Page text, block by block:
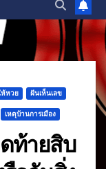
ห้หวย ฝันเห็นเลข
เหตุบ้านการเมือง
ท้ายสิบ